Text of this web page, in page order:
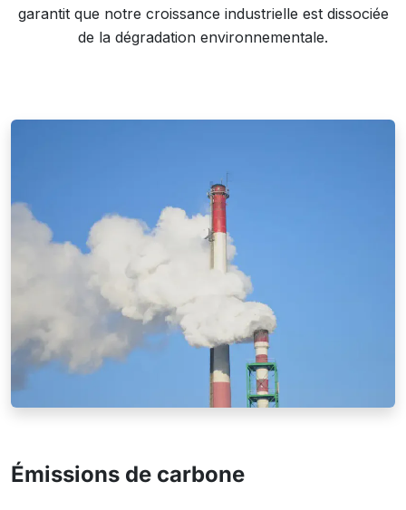
garantit que notre croissance industrielle est dissociée
de la dégradation environnementale.
Émissions de carbone